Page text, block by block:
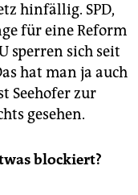
hinfällig. SPD,
für eine Reform
sperren sich seit
hat man ja auch
Seehofer zur
gesehen.
blockiert?